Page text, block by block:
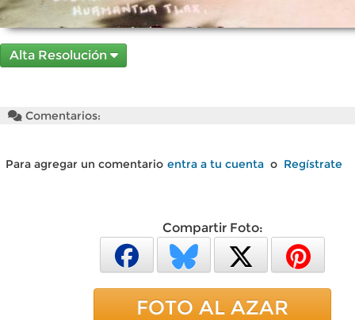
Alta Resolución
Comentarios:
Para agregar un comentario entra a tu cuenta o Regístrate
Compartir Foto:
FOTO AL AZAR